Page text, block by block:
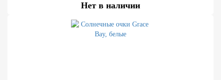
Нет в наличии